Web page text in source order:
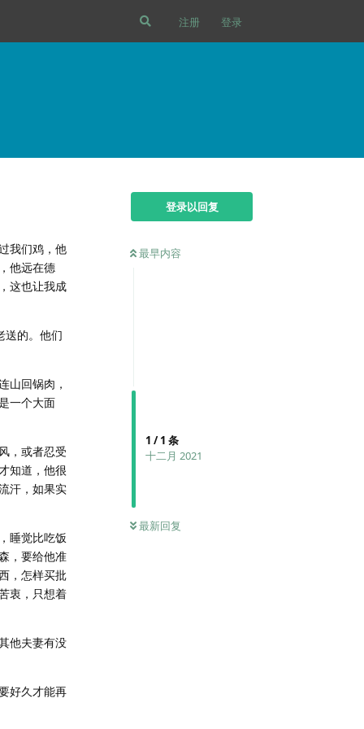
注册 登录
登录以回复
最早内容
1 /1 条
十二月 2021
最新回复
我们鸡，他
他远在德
这也让我成
送的。他们
山回锅肉，
一个大面
，或者忍受
知道，他很
汗，如果实
睡觉比吃饭
，要给他准
，怎样买批
衷，只想着
他夫妻有没
好久才能再